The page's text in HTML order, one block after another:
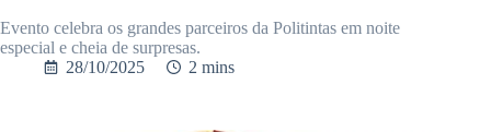
Evento celebra os grandes parceiros da Politintas em noite
especial e cheia de surpresas.
28/10/2025
2 mins